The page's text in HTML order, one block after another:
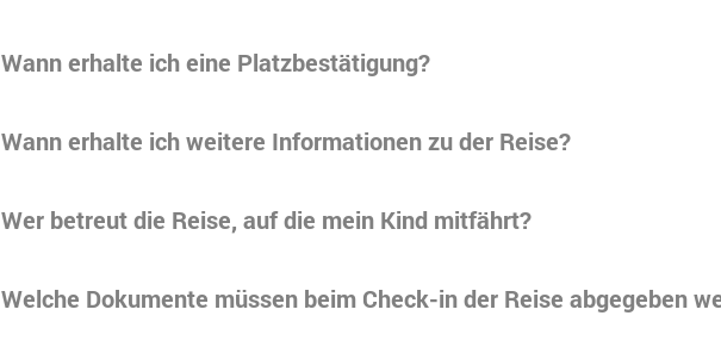
Wann erhalte ich eine Platzbestätigung?
Wann erhalte ich weitere Informationen zu der Reise?
Wer betreut die Reise, auf die mein Kind mitfährt?
Welche Dokumente müssen beim Check-in der Reise abgegeben